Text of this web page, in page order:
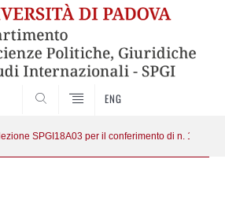
ENG
SPGI18A03 per il conferimento di n. 1